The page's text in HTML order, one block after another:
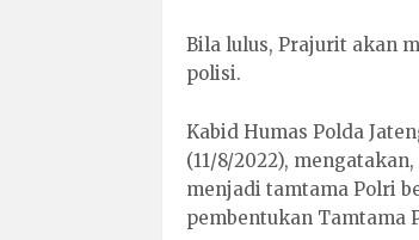
Bila lulus, Prajurit akan
polisi.
Kabid Humas Polda
(11/8/2022),
menjadi tamtama Polri
pembentukan Tamtama